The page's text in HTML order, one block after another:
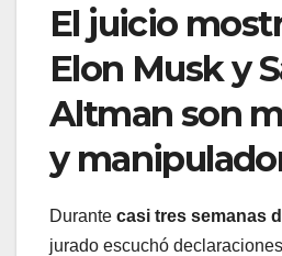
El juicio
Elon Musk y
Altman son
y
Durante casi tres semanas
jurado escuchó